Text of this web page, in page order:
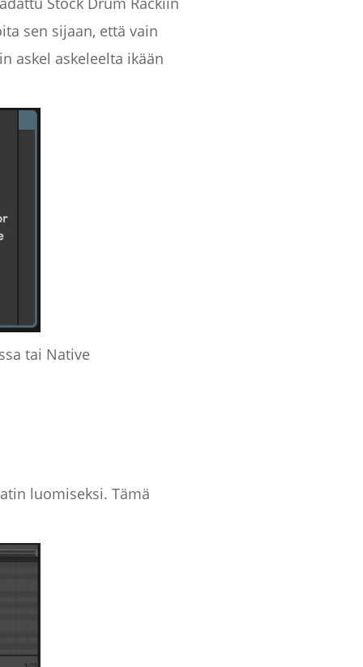
sen sijaan, että vain
askel askeleelta ikään
tai Native
luomiseksi. Tämä